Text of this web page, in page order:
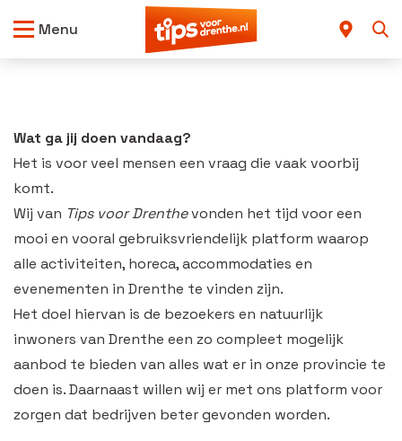
Menu
Wat ga jij doen vandaag?
Het is voor veel mensen een vraag die vaak voorbij
komt.
Wij van Tips voor Drenthevonden het tijd voor een
mooi en vooral gebruiksvriendelijk platform waarop
alle activiteiten, horeca, accommodaties en
evenementen in Drenthe te vinden zijn.
Het doel hiervan is de bezoekers en natuurlijk
inwoners van Drenthe een zo compleet mogelijk
aanbod te bieden van alles wat er in onze provincie te
doen is. Daarnaast willen wij er met ons platform voor
zorgen dat bedrijven beter gevonden worden.